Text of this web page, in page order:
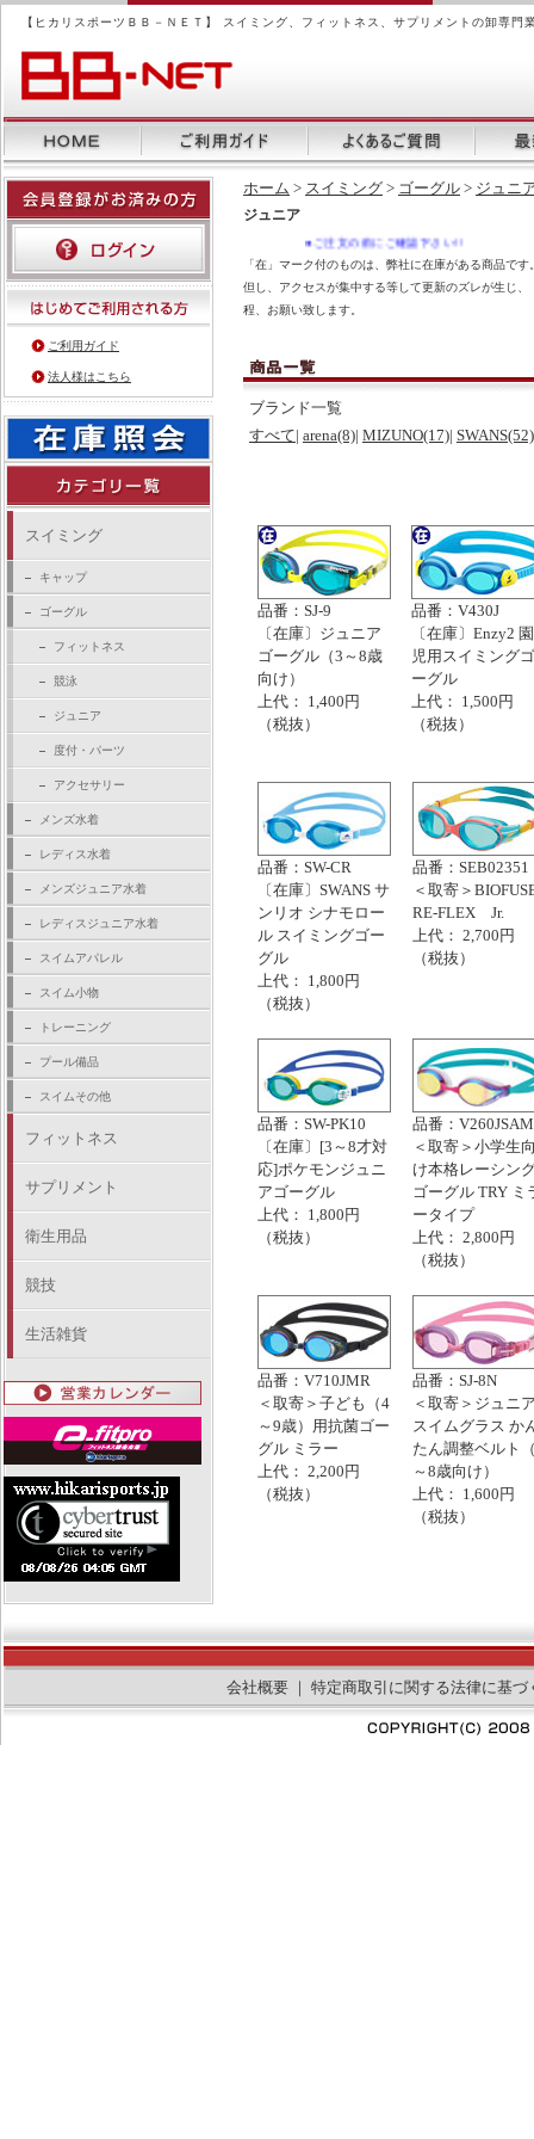
【ヒカリスポーツＢＢ－ＮＥＴ】 スイミング、フィットネス、サプリメントの卸専門
ご利用ガイド
法人様はこちら
スイミング
キャップ
ゴーグル
フィットネス
競泳
ジュニア
度付・パーツ
アクセサリー
メンズ水着
レディス水着
メンズジュニア水着
レディスジュニア水着
スイムアパレル
スイム小物
トレーニング
プール備品
スイムその他
フィットネス
サプリメント
衛生用品
競技
生活雑貨
ホーム > スイミング > ゴーグル > ジュニ
ジュニア
●ご注文の前にご確認下さい!!
「在」マーク付のものは、弊社に在庫がある商品で
但し、アクセスが集中する等して更新のズレが生じ
程、お願い致します。
ブランド一覧
すべて| arena(8)| MIZUNO(17)| SWANS(52)
品番：SJ-9
〔在庫〕ジュニア
ゴーグル（3～8歳
向け）
上代： 1,400円
（税抜）
品番：V430J
〔在庫〕Enzy2 園
児用スイミングゴ
ーグル
上代： 1,500円
（税抜）
品番：SW-CR
〔在庫〕SWANS サ
ンリオ シナモロー
ル スイミングゴー
グル
上代： 1,800円
（税抜）
品番：SEB02351
＜取寄＞
RE-FLEX Jr.
上代： 2,700円
（税抜）
品番：SW-PK10
〔在庫〕[3～8才対
応]ポケモンジュニ
アゴーグル
上代： 1,800円
（税抜）
品番：V260JSAM
＜取寄＞小学生
け本格レーシン
ゴーグル TRY ミ
ータイプ
上代： 2,800円
（税抜）
品番：V710JMR
＜取寄＞子ども（4
～9歳）用抗菌ゴー
グル ミラー
上代： 2,200円
（税抜）
品番：SJ-8N
＜取寄＞ジュニ
スイムグラス か
たん調整ベルト
～8歳向け）
上代： 1,600円
（税抜）
会社概要｜ 特定商取引に関する法律に基づ